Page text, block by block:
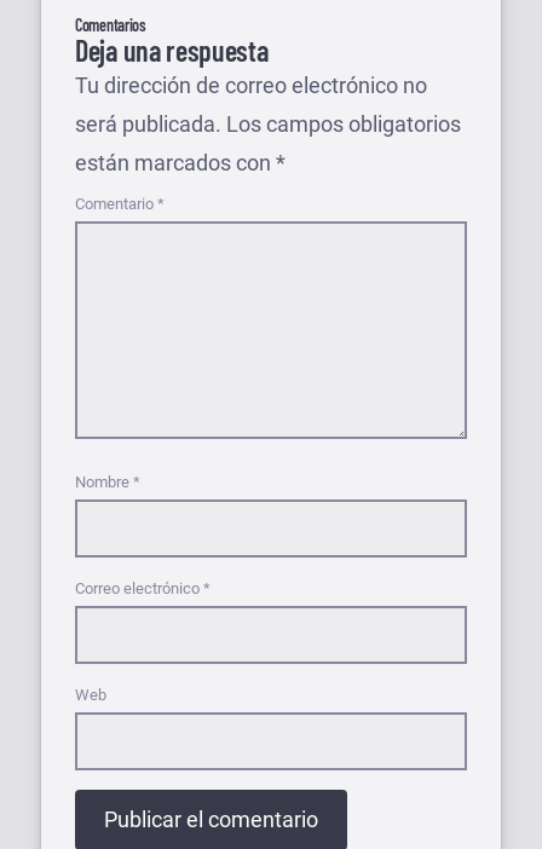
Comentarios
Deja una respuesta
Tu dirección de correo electrónico no
será publicada. Los campos obligatorios
están marcados con *
Comentario *
Nombre *
Correo electrónico *
Web